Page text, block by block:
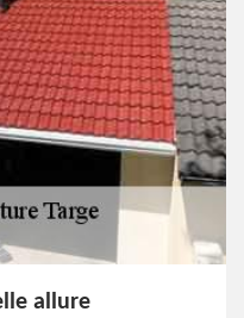
allure